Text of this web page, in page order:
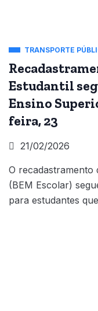
TRANSPORTE
Estudantil
Ensino
feira, 23
21/02/2026
O recadastramento
(BEM Escolar)
para estudantes